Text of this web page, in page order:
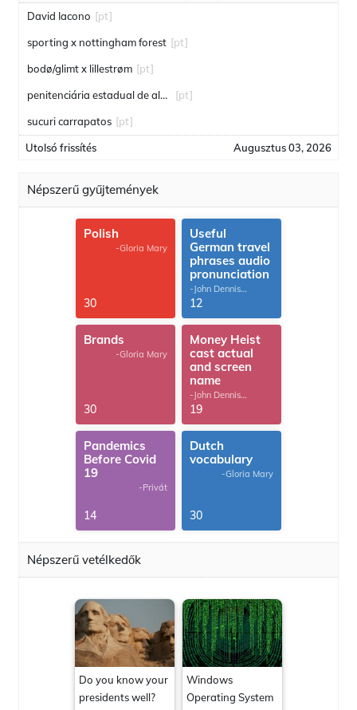
David Iacono [pt]
sporting x nottingham forest [pt]
bodø/glimt x lillestrøm [pt]
penitenciária estadual de alcaçuz [pt]
sucuri carrapatos [pt]
Utolsó frissítés Augusztus 03, 2026
Népszerű gyűjtemények
Polish
-Gloria Mary
30
Useful
German travel
phrases audio
pronunciation
-John Dennis
G.Thomas
12
Brands
-Gloria Mary
30
Money Heist
cast actual
and screen
name
-John Dennis
G.Thomas
19
Pandemics
Before Covid
19
-Privát
14
Dutch
vocabulary
-Gloria Mary
30
Népszerű vetélkedők
Do you know your
presidents well?
Windows
Operating System